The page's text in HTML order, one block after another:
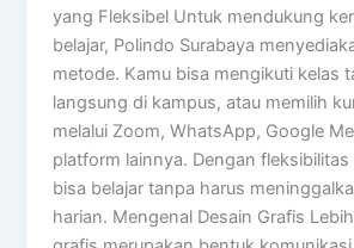
yang Fleksibel Untuk mendukung
belajar, Polindo Surabaya
metode. Kamu bisa mengikuti kelas
langsung di kampus, atau memilih
melalui Zoom, WhatsApp, Google
platform lainnya. Dengan
bisa belajar tanpa harus
harian. Mengenal Desain Grafis